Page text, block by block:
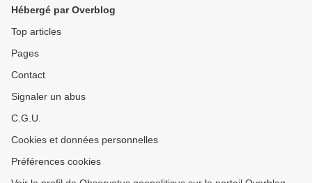
Hébergé par Overblog
Top articles
Pages
Contact
Signaler un abus
C.G.U.
Cookies et données personnelles
Préférences cookies